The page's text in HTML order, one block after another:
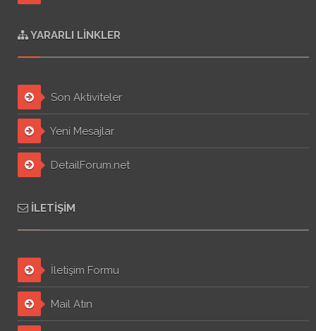
YARARLI LINKLER
Son Aktiviteler
Yeni Mesajlar
DetailForum.net
İLETIŞIM
İletişim Formu
Mail Atın